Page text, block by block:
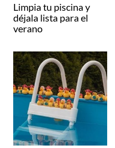
Limpia tu piscina y
déjala lista para el
verano